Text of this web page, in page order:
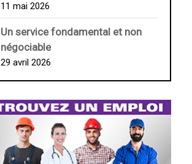
11 mai 2026
Un service fondamental et non
négociable
29 avril 2026